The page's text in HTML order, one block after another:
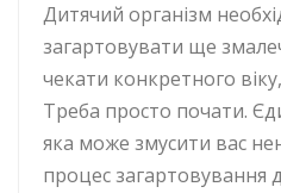
Дитячий організм
загартовувати ще
чекати конкретного
Треба просто почати.
яка може змусити вас
процес загартовування